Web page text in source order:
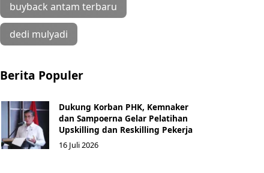
buyback antam terbaru
dedi mulyadi
Berita Populer
Dukung Korban PHK, Kemnaker
dan Sampoerna Gelar Pelatihan
Upskilling dan Reskilling Pekerja
16 Juli 2026